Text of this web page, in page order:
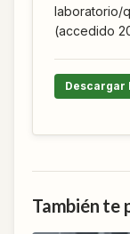
laboratorio/
(accedido
Descargar
También te